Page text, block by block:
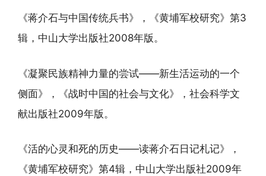
《蒋介石与中国传统兵书》，《黄埔军校研究》第3
辑，中山大学出版社2008年版。
《凝聚民族精神力量的尝试——新生活运动的一个
侧面》，《战时中国的社会与文化》，社会科学文
献出版社2009年版。
《活的心灵和死的历史——读蒋介石日记札记》，
《黄埔军校研究》第4辑，中山大学出版社2009年